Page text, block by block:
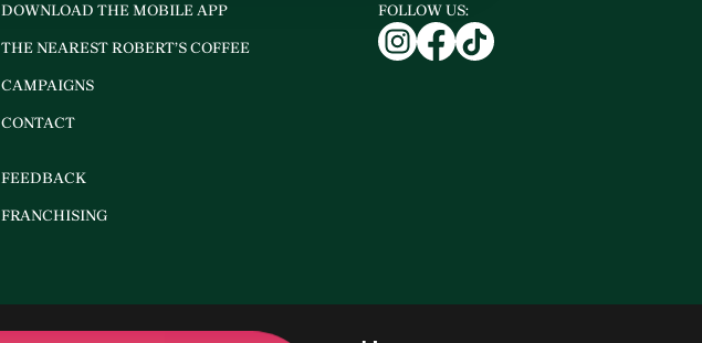
DOWNLOAD THE MOBILE APP
THE NEAREST ROBERT’S COFFEE
CAMPAIGNS
CONTACT
FEEDBACK
FRANCHISING
FOLLOW US: